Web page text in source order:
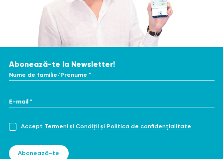
Abonează-te la Newsletter!
Nume de familie/Prenume *
E-mail *
Accept Termeni și Condiții și Politica de confidențialitate
Abonează-te